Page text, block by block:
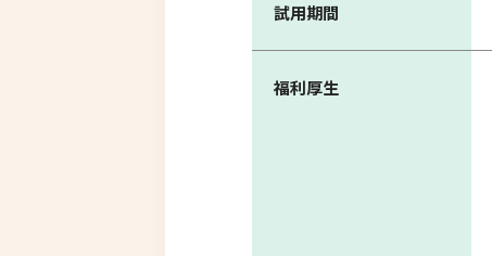
試用期間
福利厚生